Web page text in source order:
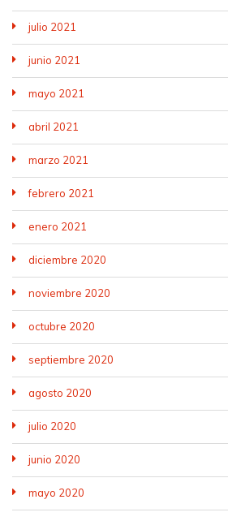
julio 2021
junio 2021
mayo 2021
abril 2021
marzo 2021
febrero 2021
enero 2021
diciembre 2020
noviembre 2020
octubre 2020
septiembre 2020
agosto 2020
julio 2020
junio 2020
mayo 2020